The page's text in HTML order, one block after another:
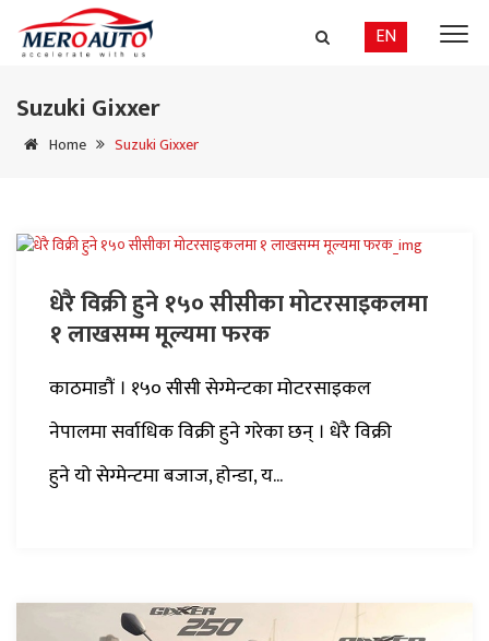
EN
Suzuki Gixxer
Home Suzuki Gixxer
धेरै विक्री हुने १५० सीसीका मोटरसाइकलमा
१ लाखसम्म मूल्यमा फरक
काठमाडौं । १५० सीसी सेग्मेन्टका मोटरसाइकल
नेपालमा सर्वाधिक विक्री हुने गरेका छन् । धेरै विक्री
हुने यो सेग्मेन्टमा बजाज, होन्डा, य...